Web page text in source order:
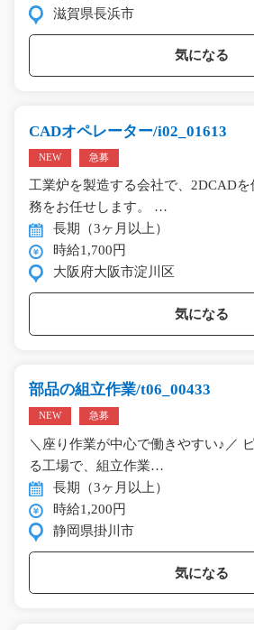
滋賀県長浜市
気になる
CADオペレーター/i02_01613
NEW 急募
工業炉を製造する会社で、2DCAD
務をお任せします。 …
長期（3ヶ月以上）
時給1,700円
大阪府大阪市淀川区
気になる
部品の組立作業/t06_00433
NEW 急募
＼座り作業が中心で働きやすい♪／
る工場で、組立作業…
長期（3ヶ月以上）
時給1,200円
静岡県掛川市
気になる